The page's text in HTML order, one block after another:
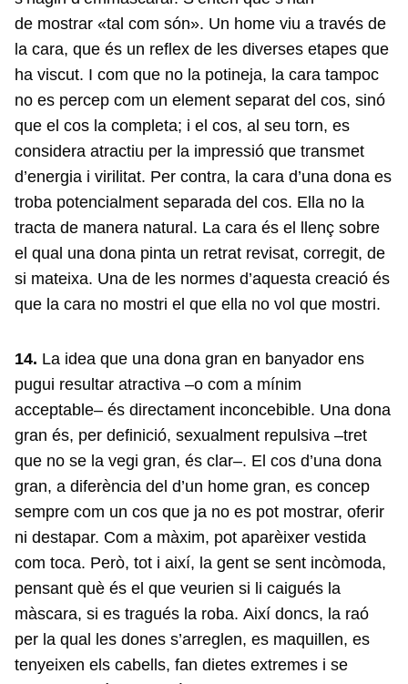
de mostrar «tal com són». Un home viu a través de
la cara, que és un reflex de les diverses etapes que
ha viscut. I com que no la potineja, la cara tampoc
no es percep com un element separat del cos, sinó
que el cos la completa; i el cos, al seu torn, es
considera atractiu per la impressió que transmet
d’energia i virilitat. Per contra, la cara d’una dona es
troba potencialment separada del cos. Ella no la
tracta de manera natural. La cara és el llenç sobre
el qual una dona pinta un retrat revisat, corregit, de
si mateixa. Una de les normes d’aquesta creació és
que la cara no mostri el que ella no vol que mostri.
14. La idea que una dona gran en banyador ens
pugui resultar atractiva –o com a mínim
acceptable– és directament inconcebible. Una dona
gran és, per definició, sexualment repulsiva –tret
que no se la vegi gran, és clar–. El cos d’una dona
gran, a diferència del d’un home gran, es concep
sempre com un cos que ja no es pot mostrar, oferir
ni destapar. Com a màxim, pot aparèixer vestida
com toca. Però, tot i així, la gent se sent incòmoda,
pensant què és el que veurien si li caigués la
màscara, si es tragués la roba. Així doncs, la raó
per la qual les dones s’arreglen, es maquillen, es
tenyeixen els cabells, fan dietes extremes i se